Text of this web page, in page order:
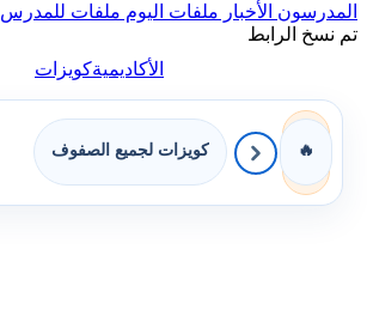
المدرسون الأخبار ملفات اليوم ملفات للمدرس
تم نسخ الرابط
الأكاديميةكويزات
🔥 كويزات لجميع الصفوف